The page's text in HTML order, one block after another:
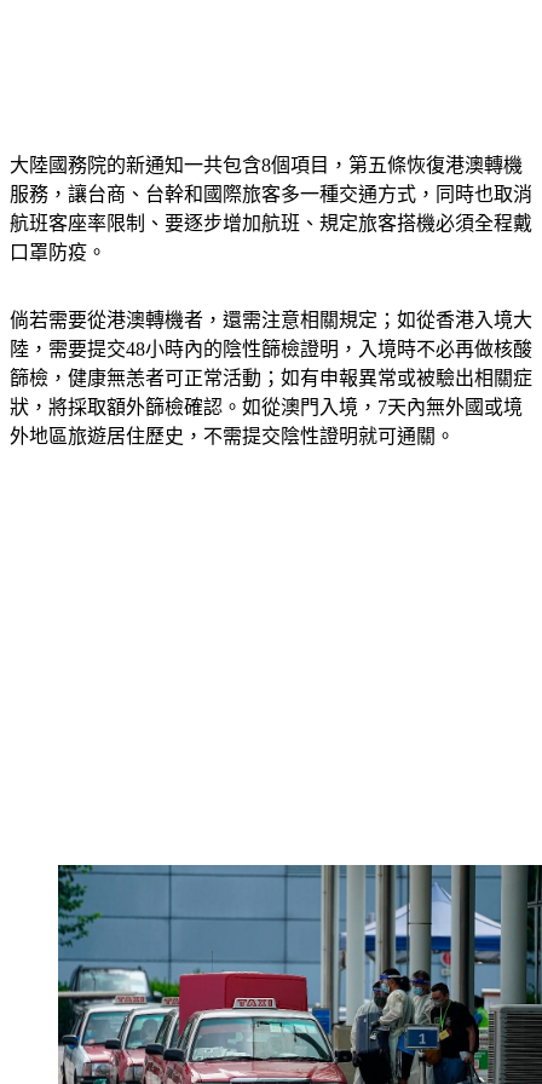
大陸國務院的新通知一共包含8個項目，第五條恢復港澳轉機
服務，讓台商、台幹和國際旅客多一種交通方式，同時也取消
航班客座率限制、要逐步增加航班、規定旅客搭機必須全程戴
口罩防疫。
倘若需要從港澳轉機者，還需注意相關規定；如從香港入境大
陸，需要提交48小時內的陰性篩檢證明，入境時不必再做核酸
篩檢，健康無恙者可正常活動；如有申報異常或被驗出相關症
狀，將採取額外篩檢確認。如從澳門入境，7天內無外國或境
外地區旅遊居住歷史，不需提交陰性證明就可通關。